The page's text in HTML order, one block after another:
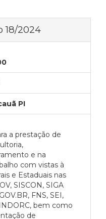
18/2024
PI
a prestação de
e na
com vistas à
e Estaduais nas
SISCON, SIGA
FNS, SEI,
bem como
de